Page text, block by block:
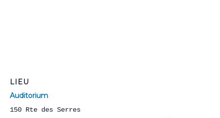
LIEU
Auditorium
150 Rte des Serres